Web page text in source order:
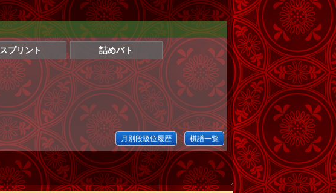
スプリント 詰めバト
月別段級位履歴 棋譜一覧